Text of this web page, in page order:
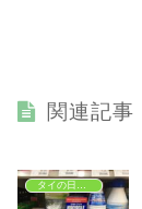
関連記事